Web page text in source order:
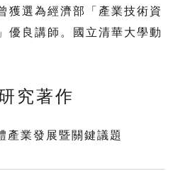
獲選為經濟部「產業技術資
優良講師。國立清華大學動
究著作
產業發展暨關鍵議題